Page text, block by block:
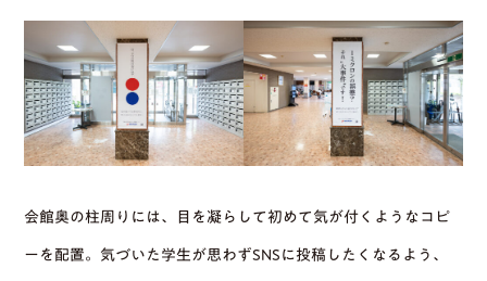
会館奥の柱周りには、目を凝らして初めて気が付くようなコピ
ーを配置。気づいた学生が思わずSNSに投稿したくなるよう、